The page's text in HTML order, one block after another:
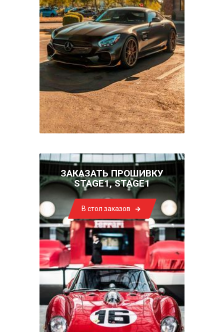
ЗАКАЗАТЬ ПРОШИВКУ
STAGE1, STAGE1
В стол заказов